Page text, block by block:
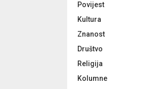
Povijest
Kultura
Znanost
Društvo
Religija
Kolumne